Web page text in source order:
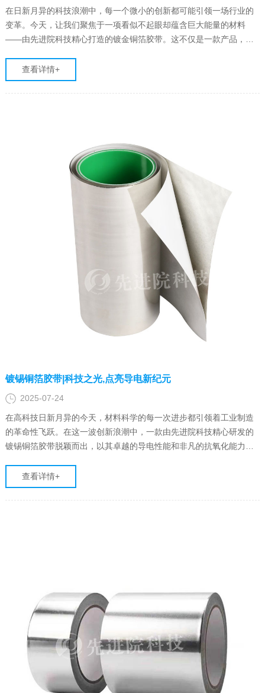
在日新月异的科技浪潮中，每一个微小的创新都可能引领一场行业的
变革。今天，让我们聚焦于一项看似不起眼却蕴含巨大能量的材料
——由先进院科技精心打造的镀金铜箔胶带。这不仅是一款产品，更
电性能，为现代电子工业铺设了一条通往高效与稳定的道路。
查看详情+
镀锡铜箔胶带|科技之光,点亮导电新纪元
2025-07-24
在高科技日新月异的今天，材料科学的每一次进步都引领着工业制造
的革命性飞跃。在这一波创新浪潮中，一款由先进院科技精心研发的
镀锡铜箔胶带脱颖而出，以其卓越的导电性能和非凡的抗氧化能力，
胶带的独特魅力，揭示它如何在科技舞台上大放异彩。
查看详情+